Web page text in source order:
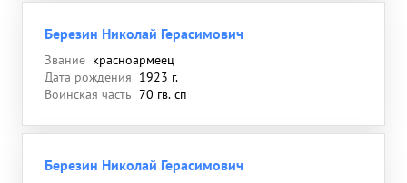
Березин Николай Герасимович
Звание красноармеец
Дата рождения 1923 г.
Воинская часть 70 гв. сп
Березин Николай Герасимович